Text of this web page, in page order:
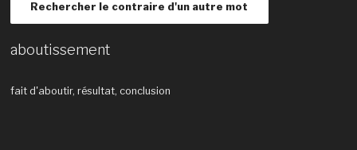
Rechercher le contraire d'un autre mot
aboutissement
fait d'aboutir, résultat, conclusion